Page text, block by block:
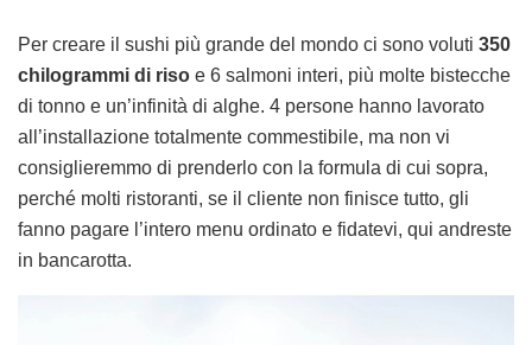
Per creare il sushi più grande del mondo ci sono voluti 350
chilogrammi di riso e 6 salmoni interi, più molte bistecche
di tonno e un’infinità di alghe. 4 persone hanno lavorato
all’installazione totalmente commestibile, ma non vi
consiglieremmo di prenderlo con la formula di cui sopra,
perché molti ristoranti, se il cliente non finisce tutto, gli
fanno pagare l’intero menu ordinato e fidatevi, qui andreste
in bancarotta.